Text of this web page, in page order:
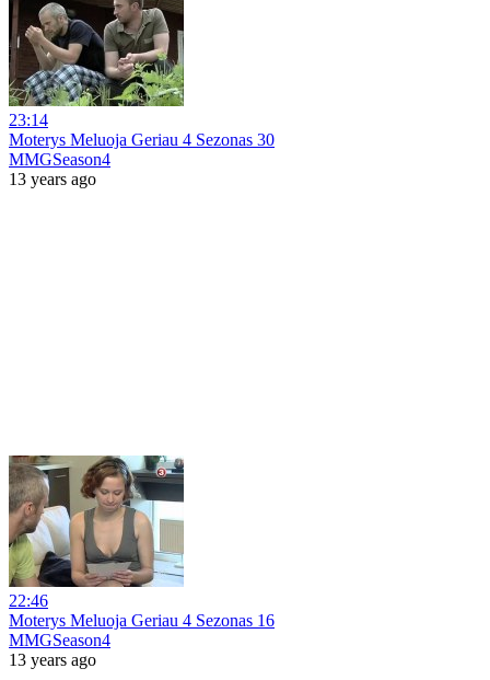
23:14
Moterys Meluoja Geriau 4 Sezonas 30
MMGSeason4
13 years ago
22:46
Moterys Meluoja Geriau 4 Sezonas 16
MMGSeason4
13 years ago